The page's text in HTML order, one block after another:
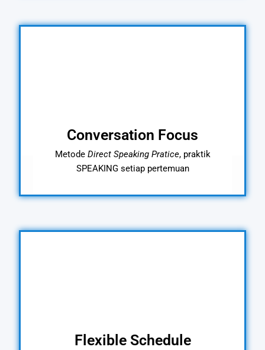
Conversation Focus
Metode Direct Speaking Pratice, praktik
SPEAKING setiap pertemuan
Flexible Schedule